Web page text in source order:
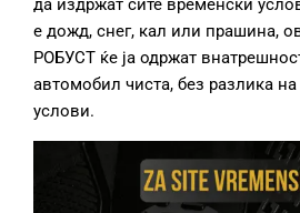
да издржат сите временски
е дожд, снег, кал или прашина,
РОБУСТ ќе ја одржат
автомобил чиста, без разлика
услови.